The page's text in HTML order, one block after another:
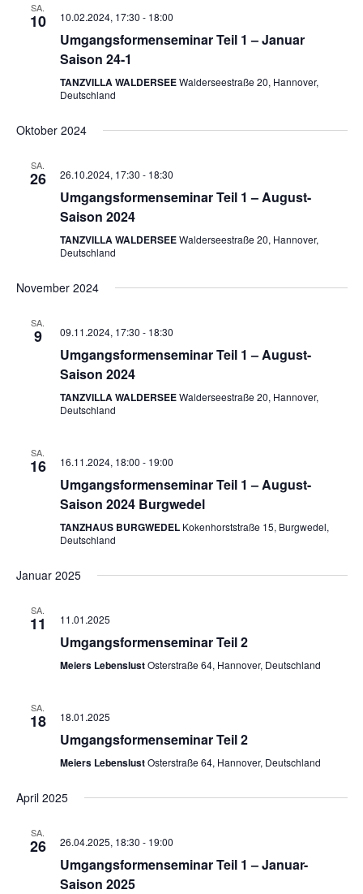
SA.
10 10.02.2024, 17:30 - 18:00
Umgangsformenseminar Teil 1 – Januar
Saison 24-1
TANZVILLA WALDERSEEWalderseestraße 20, Hannover,
Deutschland
Oktober 2024
SA.
26 26.10.2024, 17:30 - 18:30
Umgangsformenseminar Teil 1 – August-
Saison 2024
TANZVILLA WALDERSEEWalderseestraße 20, Hannover,
Deutschland
November 2024
SA.
9 09.11.2024, 17:30 - 18:30
Umgangsformenseminar Teil 1 – August-
Saison 2024
TANZVILLA WALDERSEEWalderseestraße 20, Hannover,
Deutschland
SA.
16 16.11.2024, 18:00 - 19:00
Umgangsformenseminar Teil 1 – August-
Saison 2024 Burgwedel
TANZHAUS BURGWEDEL Kokenhorststraße 15, Burgwedel,
Deutschland
Januar 2025
SA.
11 11.01.2025
Umgangsformenseminar Teil 2
Meiers LebenslustOsterstraße 64, Hannover, Deutschland
SA.
18 18.01.2025
Umgangsformenseminar Teil 2
Meiers LebenslustOsterstraße 64, Hannover, Deutschland
April 2025
SA.
26 26.04.2025, 18:30 - 19:00
Umgangsformenseminar Teil 1 – Januar-
Saison 2025